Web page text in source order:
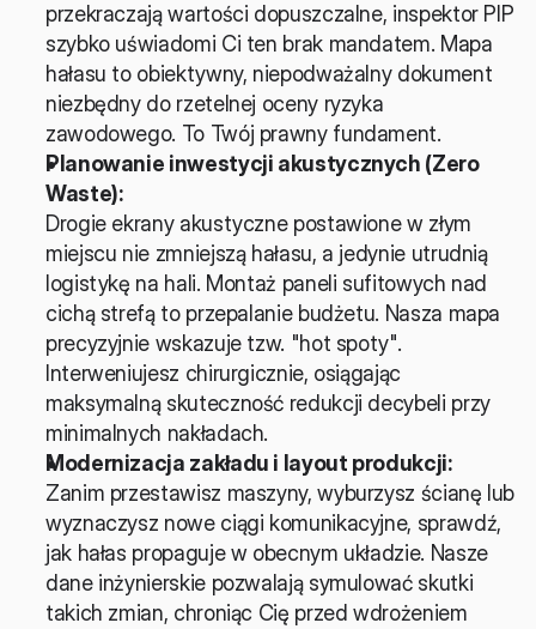
przekraczają wartości dopuszczalne, inspektor PIP
szybko uświadomi Ci ten brak mandatem. Mapa
hałasu to obiektywny, niepodważalny dokument
niezbędny do rzetelnej oceny ryzyka
zawodowego. To Twój prawny fundament.
Planowanie inwestycji akustycznych (Zero
Waste):
Drogie ekrany akustyczne postawione w złym
miejscu nie zmniejszą hałasu, a jedynie utrudnią
logistykę na hali. Montaż paneli sufitowych nad
cichą strefą to przepalanie budżetu. Nasza mapa
precyzyjnie wskazuje tzw. "hot spoty".
Interweniujesz chirurgicznie, osiągając
maksymalną skuteczność redukcji decybeli przy
minimalnych nakładach.
Modernizacja zakładu i layout produkcji:
Zanim przestawisz maszyny, wyburzysz ścianę lub
wyznaczysz nowe ciągi komunikacyjne, sprawdź,
jak hałas propaguje w obecnym układzie. Nasze
dane inżynierskie pozwalają symulować skutki
takich zmian, chroniąc Cię przed wdrożeniem